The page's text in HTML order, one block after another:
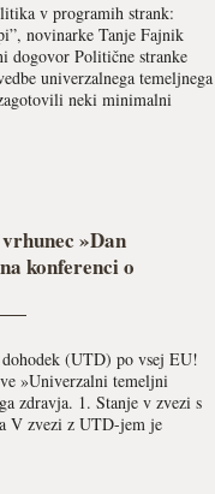
v programih strank:
novinarke Tanje Fajnik
dogovor Politične stranke
univerzalnega temeljnega
neki minimalni
»Dan
konferenci o
(UTD) po vsej EU!
»Univerzalni temeljni
zdravja. 1. Stanje v zvezi s
V zvezi z UTD-jem je